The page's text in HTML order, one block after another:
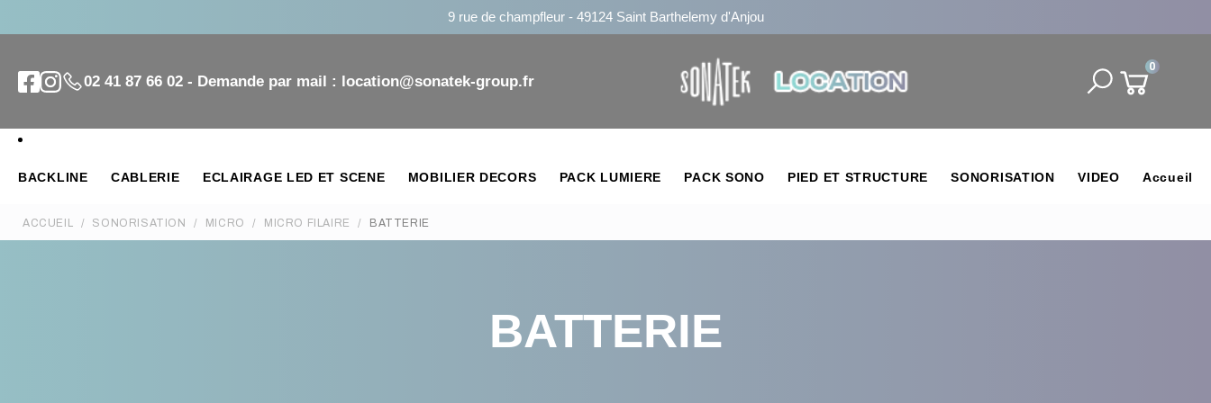
9 rue de champfleur - 49124 Saint Barthelemy d'Anjou
02 41 87 66 02 - Demande par mail : location@sonatek-group.fr
0
BACKLINE CABLERIE ECLAIRAGE LED ET SCENE MOBILIER DECORS PACK LUMIERE PACK SONO PIED ET STRUCTURE SONORISATION VIDEO Accueil
ACCUEIL SONORISATION MICRO MICRO FILAIRE BATTERIE
BATTERIE